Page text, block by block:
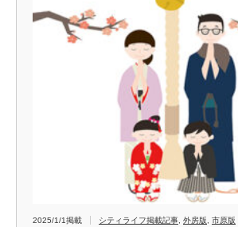
2025/1/1掲載 シティライフ掲載記事 外房版 市原版